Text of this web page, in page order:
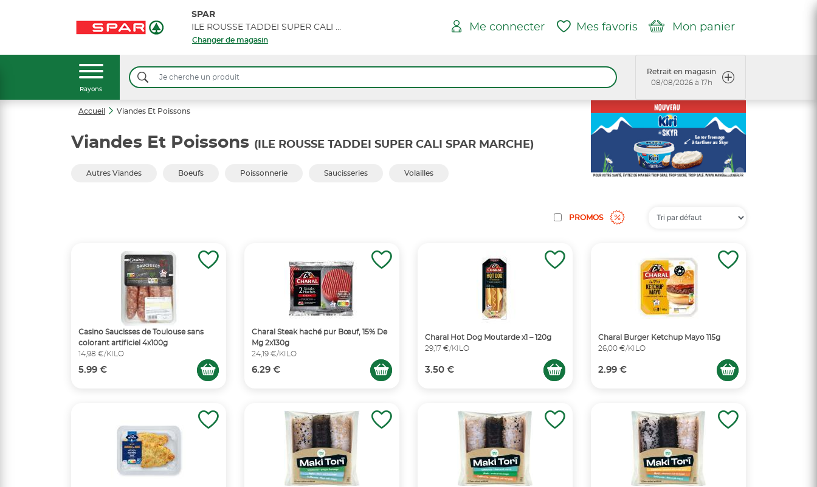
SPAR
ILE ROUSSE TADDEI SUPER CALI SPAR MARCHE
Changer de magasin
Me connecter Mes favoris Mon panier
Rayons
Retrait en magasin
08/08/2026 à 17h
Accueil Viandes Et Poissons
Viandes Et Poissons (ILE ROUSSE TADDEI SUPER CALI SPAR MARCHE)
Autres Viandes Boeufs Poissonnerie Saucisseries Volailles
PROMOS
Casino Saucisses de Toulouse sans
colorant artificiel 4x100g
14,98 €/KILO
5.99 €
Charal Steak haché pur Bœuf, 15% De
Mg 2x130g
24,19 €/KILO
6.29 €
Charal Hot Dog Moutarde x1 – 120g
29,17 €/KILO
3.50 €
Charal Burger Ketchup Mayo 115g
26,00 €/KILO
2.99 €